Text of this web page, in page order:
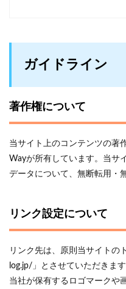
ガイドライン
著作権について
当サイト上のコンテンツの著
Wayが所有しています。当サ
データについて、無断転用・
リンク設定について
リンク先は、原則当サイトの
log.jp/」とさせていただきます
当社が保有するロゴマークや